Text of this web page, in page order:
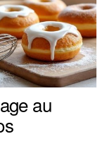
au